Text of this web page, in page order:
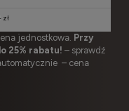
zł
jednostkowa. Przy
25% rabatu! – sprawdź
– cena